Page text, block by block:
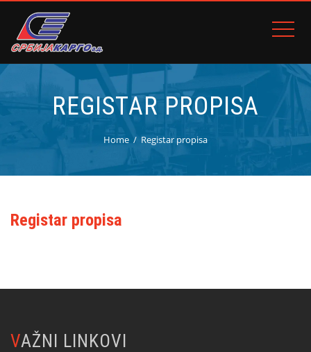
REGISTAR PROPISA
Home Registar propisa
Registar propisa
VAŽNI LINKOVI